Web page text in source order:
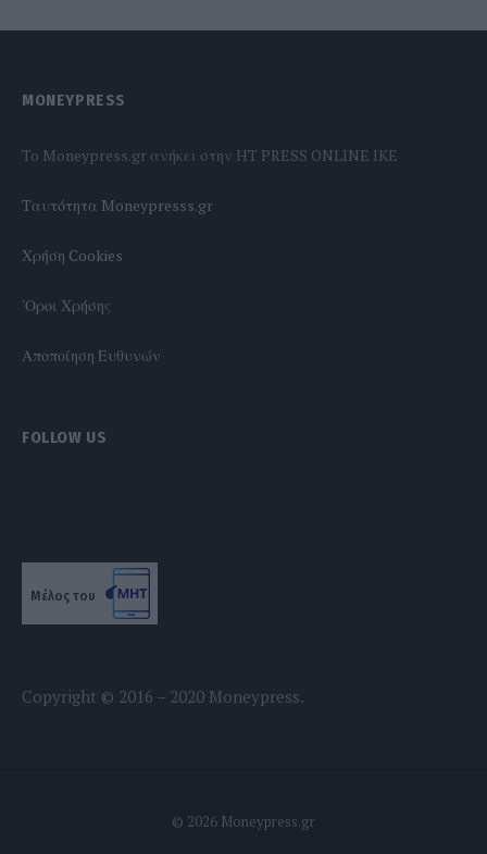
MONEYPRESS
To Moneypress.gr ανήκει στην HT PRESS ONLINE IKE
Tαυτότητα Moneypresss.gr
Χρήση Cookies
'Οροι Χρήσης
Αποποίηση Ευθυνών
FOLLOW US
Μέλος του
Copyright © 2016 – 2020 Moneypress.
© 2026 Moneypress.gr